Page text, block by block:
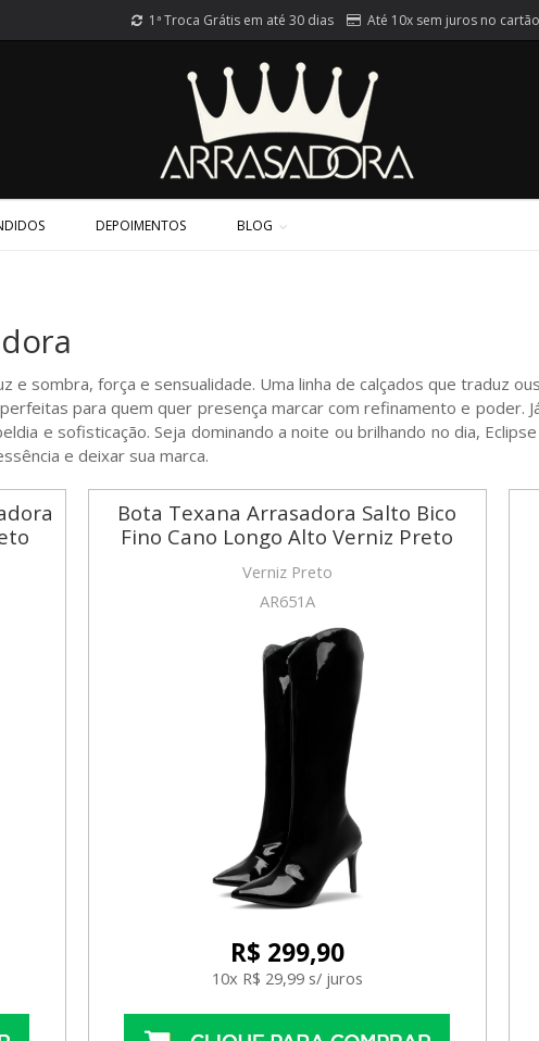
1ª Troca Grátis em até 30 dias Até 10x sem juros no
DEPOIMENTOS BLOG
e sombra, força e sensualidade. Uma linha de calçados que traduz
para quem quer presença marcar com refinamento e poder.
e sofisticação. Seja dominando a noite ou brilhando no dia,
e deixar sua marca.
Bota Texana Arrasadora Salto Bico
Fino Cano Longo Alto Verniz Preto
Verniz Preto
AR651A
R$ 299,90
10x R$ 29,99 s/ juros